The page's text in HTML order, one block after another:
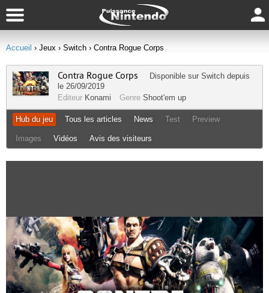
Accueil › Jeux › Switch › Contra Rogue Corps
Contra Rogue Corps Disponible sur Switch depuis
le 26/09/2019
Editeur Konami Genre Shoot'em up
Hub du jeu Tous les articles News Test Preview
Images Vidéos Avis des visiteurs